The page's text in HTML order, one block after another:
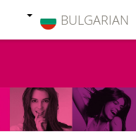
BULGARIAN